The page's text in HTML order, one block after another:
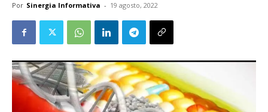
Por Sinergia Informativa - 19 agosto, 2022